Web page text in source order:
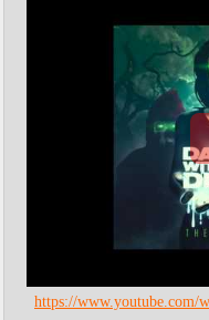
https://www.youtube.com/